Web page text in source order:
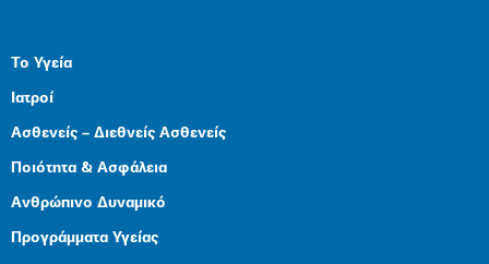
Το Υγεία
Ιατροί
Ασθενείς – Διεθνείς Ασθενείς
Ποιότητα & Ασφάλεια
Ανθρώπινο Δυναμικό
Προγράμματα Υγείας